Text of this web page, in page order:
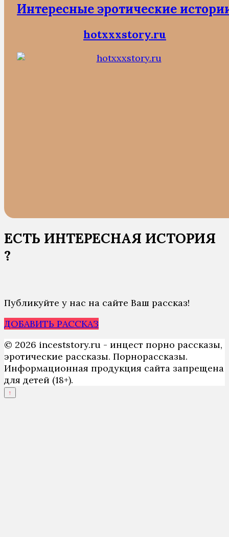
Интересные эротические
hotxxxstory.ru
ЕСТЬ ИНТЕРЕСНАЯ ИСТОРИЯ
?
Публикуйте у нас на сайте Ваш рассказ!
ДОБАВИТЬ РАССКАЗ
© 2026 inceststory.ru - инцест порно рассказы,
эротические рассказы. Порнорассказы.
Информационная продукция сайта запрещена
для детей (18+).